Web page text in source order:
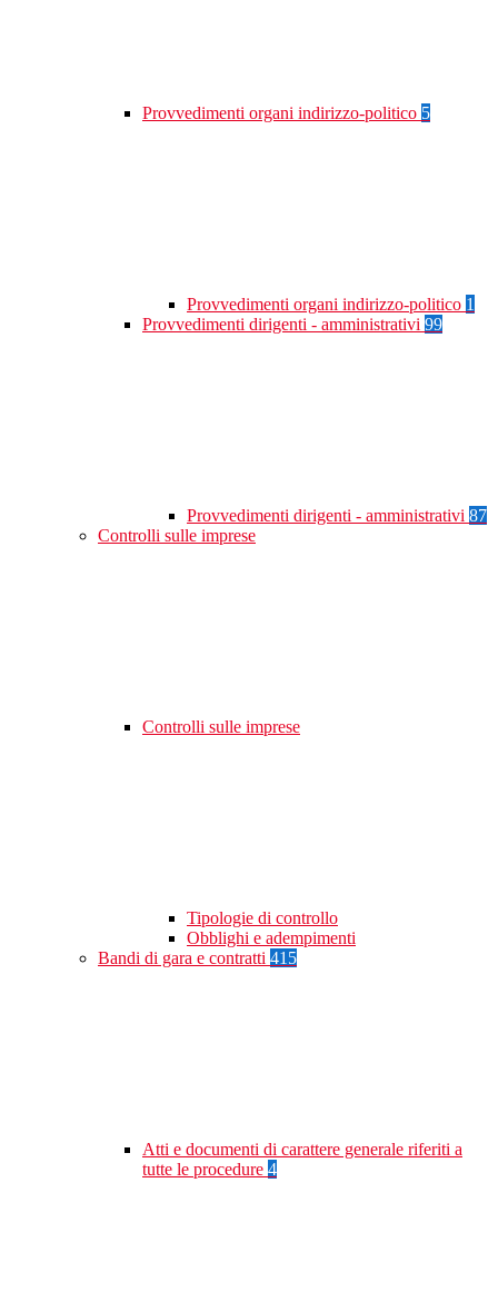
Provvedimenti organi indirizzo-politico 5
Provvedimenti organi indirizzo-politico 1
Provvedimenti dirigenti - amministrativi 99
Provvedimenti dirigenti - amministrativi 87
Controlli sulle imprese
Controlli sulle imprese
Tipologie di controllo
Obblighi e adempimenti
Bandi di gara e contratti 415
Atti e documenti di carattere generale riferiti a
tutte le procedure 4